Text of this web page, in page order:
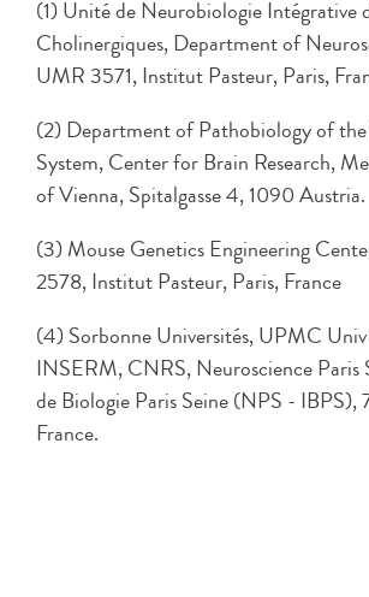
(1) Unité de Neurobiologie Intégrative
Cholinergiques, Department of
UMR 3571, Institut Pasteur, Paris,
(2) Department of Pathobiology of
System, Center for Brain Research,
of Vienna, Spitalgasse 4, 1090 Austria.
(3) Mouse Genetics Engineering
2578, Institut Pasteur, Paris, France
(4) Sorbonne Universités, UPMC
INSERM, CNRS, Neuroscience Paris
de Biologie Paris Seine (NPS - IBPS),
France.